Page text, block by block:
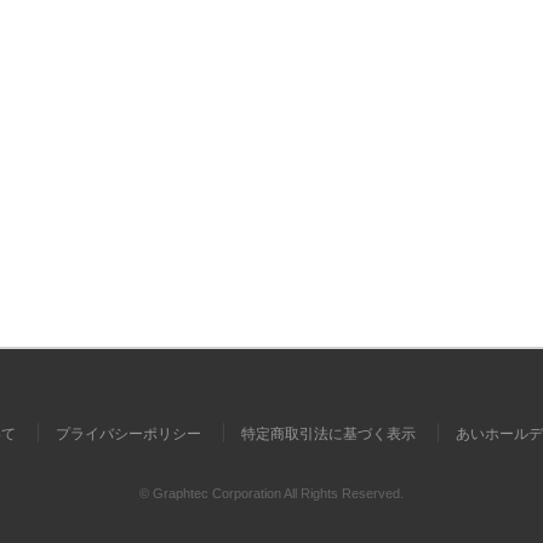
プライバシーポリシー 特定商取引法に基づく表示 あいホール
© Graphtec Corporation All Rights Reserved.